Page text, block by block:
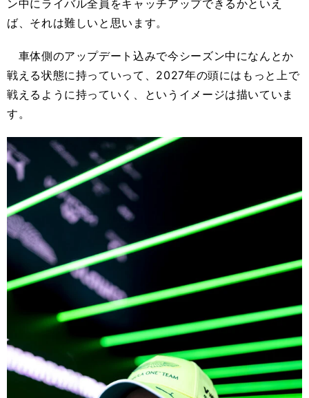
ン中にライバル全員をキャッチアップできるかといえ
ば、それは難しいと思います。
車体側のアップデート込みで今シーズン中になんとか
戦える状態に持っていって、2027年の頭にはもっと上で
戦えるように持っていく、というイメージは描いていま
す。